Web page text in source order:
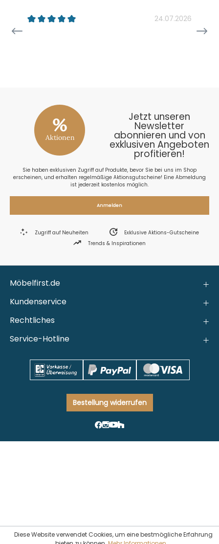
24.07.2026
%
Aktionen
Jetzt unseren
Newsletter
abonnieren und von
exklusiven Angeboten
profitieren!
Sie haben exklusiven Zugriff auf Produkte, bevor Sie bei uns im Shop
erscheinen, und erhalten regelmäßige Aktionsgutscheine! Eine Abmeldung
ist jederzeit kostenlos möglich.
Anmelden
Zugriff auf Neuheiten
Exklusive Aktions-Gutscheine
Trends & Inspirationen
Möbelfirst.de
Kundenservice
Rechtliches
Service-Hotline
Bestellung widerrufen
Diese Website verwendet Cookies, um eine bestmögliche Erfahrung